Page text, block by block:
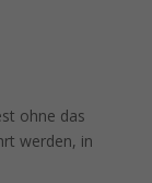
ohne das
werden, in